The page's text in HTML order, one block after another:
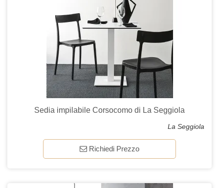
Sedia impilabile Corsocomo di La Seggiola
La Seggiola
Richiedi Prezzo